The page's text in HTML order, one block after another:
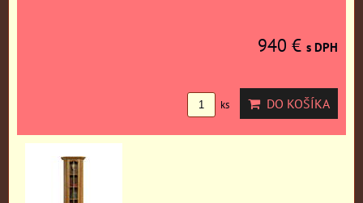
940 € s DPH
ks DO KOŠÍKA